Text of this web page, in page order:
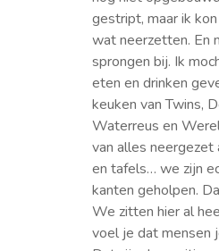
gestript, maar ik
wat neerzetten. En
sprongen bij. Ik
eten en drinken
keuken van Twins,
Waterreus en
van alles neergezet
en tafels… we zijn
kanten geholpen.
We zitten hier al
voel je dat mensen